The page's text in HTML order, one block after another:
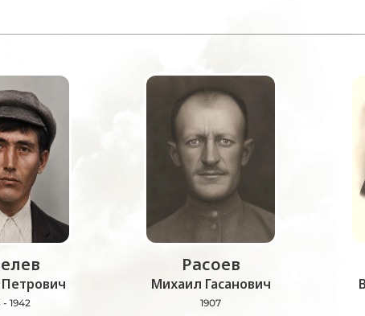
- 1942
Расоев
Михаил Гасанович
1907